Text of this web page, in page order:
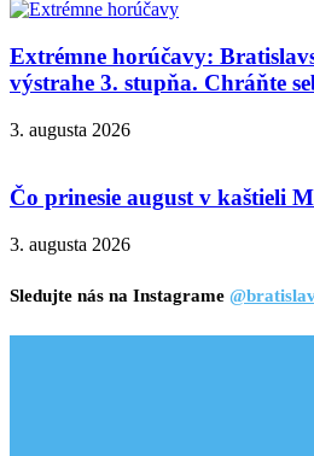
Extrémne horúčavy:
výstrahe 3. stupňa. Chráňte
3. augusta 2026
Čo prinesie august v kaštieli
3. augusta 2026
Sledujte nás na Instagrame